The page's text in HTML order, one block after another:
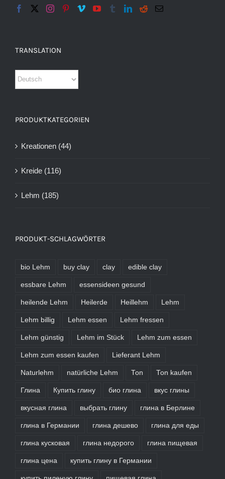
TRANSLATION
PRODUKTKATEGORIEN
Kreationen (44)
Kreide (116)
Lehm (185)
PRODUKT-SCHLAGWÖRTER
bio Lehm buy clay clay edible clay
essbare Lehm essensideen gesund
heilende Lehm Heilerde Heillehm Lehm
Lehm billig Lehm essen Lehm fressen
Lehm günstig Lehm im Stück Lehm zum essen
Lehm zum essen kaufen Lieferant Lehm
Naturlehm natürliche Lehm Ton Ton kaufen
Глина Купить глину био глина вкус глины
вкусная глина выбрать глину глина в Берлине
глина в Германии глина дешево глина для еды
глина кусковая глина недорого глина пищевая
глина цена купить глину в Германии